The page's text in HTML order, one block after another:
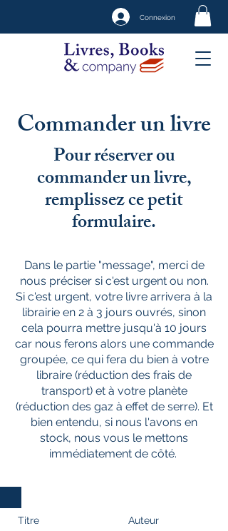
Connexion
Commander un livre
Pour réserver ou
commander un livre,
remplissez ce petit
formulaire.
Dans le partie "message", merci de
nous préciser si c'est urgent ou non.
Si c'est urgent, votre livre arrivera à la
librairie en 2 à 3 jours ouvrés, sinon
cela pourra mettre jusqu'à 10 jours
car nous ferons alors une commande
groupée, ce qui fera du bien à votre
libraire (réduction des frais de
transport) et à votre planète
(réduction des gaz à effet de serre). Et
bien entendu, si nous l'avons en
stock, nous vous le mettons
immédiatement de côté.